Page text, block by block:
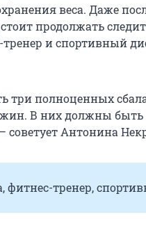
веса. Даже
продолжать
тренер и спортивный
три полноценных
В них должны
советует Антонина
фитнес-тренер,